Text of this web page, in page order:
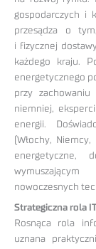
gospodarczych i
przesądza o
i fizycznej
każdego kraju.
energetycznego
przy
niemniej,
energii.
(Włochy,
energetyczne,
nowoczesnych
Strategiczna rola
Rosnąca rola
uznana